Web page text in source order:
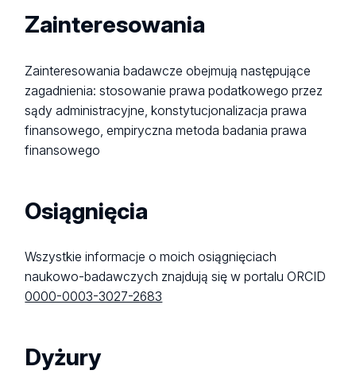
Zainteresowania
Zainteresowania badawcze obejmują następujące
zagadnienia: stosowanie prawa podatkowego przez
sądy administracyjne,konstytucjonalizacja prawa
finansowego, empiryczna metoda badania prawa
finansowego
Osiągnięcia
Wszystkie informacje o moich osiągnięciach
naukowo-badawczych znajdują się w portalu ORCID
0000-0003-3027-2683
Dyżury